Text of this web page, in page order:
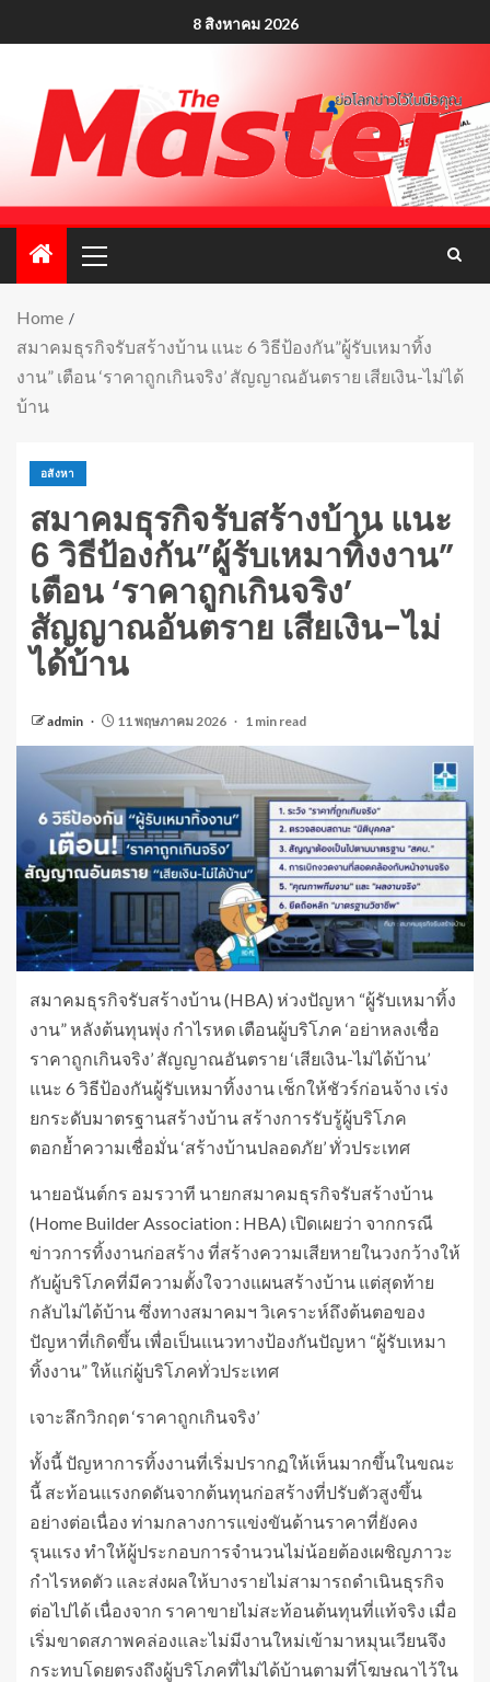
8 สิงหาคม 2026
Home
สมาคมธุรกิจรับสร้างบ้าน แนะ 6 วิธีป้องกัน”ผู้รับเหมาทิ้ง
งาน” เตือน ‘ราคาถูกเกินจริง’ สัญญาณอันตราย เสียเงิน-ไม่ได้
บ้าน
อสังหา
สมาคมธุรกิจรับสร้างบ้าน แนะ
6 วิธีป้องกัน”ผู้รับเหมาทิ้งงาน”
เตือน ‘ราคาถูกเกินจริง’
สัญญาณอันตราย เสียเงิน-ไม่
ได้บ้าน
admin 11 พฤษภาคม 2026 1 min read
สมาคมธุรกิจรับสร้างบ้าน (HBA) ห่วงปัญหา “ผู้รับเหมาทิ้ง
งาน” หลังต้นทุนพุ่ง กำไรหด เตือนผู้บริโภค ‘อย่าหลงเชื่อ
ราคาถูกเกินจริง’ สัญญาณอันตราย ‘เสียเงิน-ไม่ได้บ้าน’
แนะ 6 วิธีป้องกันผู้รับเหมาทิ้งงาน เช็กให้ชัวร์ก่อนจ้าง เร่ง
ยกระดับมาตรฐานสร้างบ้าน สร้างการรับรู้ผู้บริโภค
ตอกย้ำความเชื่อมั่น ‘สร้างบ้านปลอดภัย’ ทั่วประเทศ
นายอนันต์กร อมรวาที นายกสมาคมธุรกิจรับสร้างบ้าน
(Home Builder Association : HBA) เปิดเผยว่า จากกรณี
ข่าวการทิ้งงานก่อสร้าง ที่สร้างความเสียหายในวงกว้างให้
กับผู้บริโภคที่มีความตั้งใจวางแผนสร้างบ้าน แต่สุดท้าย
กลับไม่ได้บ้าน ซึ่งทางสมาคมฯ วิเคราะห์ถึงต้นตอของ
ปัญหาที่เกิดขึ้น เพื่อเป็นแนวทางป้องกันปัญหา “ผู้รับเหมา
ทิ้งงาน” ให้แก่ผู้บริโภคทั่วประเทศ
เจาะลึกวิกฤต ‘ราคาถูกเกินจริง’
ทั้งนี้ ปัญหาการทิ้งงานที่เริ่มปรากฏให้เห็นมากขึ้นในขณะ
นี้ สะท้อนแรงกดดันจากต้นทุนก่อสร้างที่ปรับตัวสูงขึ้น
อย่างต่อเนื่อง ท่ามกลางการแข่งขันด้านราคาที่ยังคง
รุนแรง ทำให้ผู้ประกอบการจำนวนไม่น้อยต้องเผชิญภาวะ
กำไรหดตัว และส่งผลให้บางรายไม่สามารถดำเนินธุรกิจ
ต่อไปได้ เนื่องจาก ราคาขายไม่สะท้อนต้นทุนที่แท้จริง เมื่อ
เริ่มขาดสภาพคล่องและไม่มีงานใหม่เข้ามาหมุนเวียนจึง
กระทบโดยตรงถึงผู้บริโภคที่ไม่ได้บ้านตามที่โฆษณาไว้ใน